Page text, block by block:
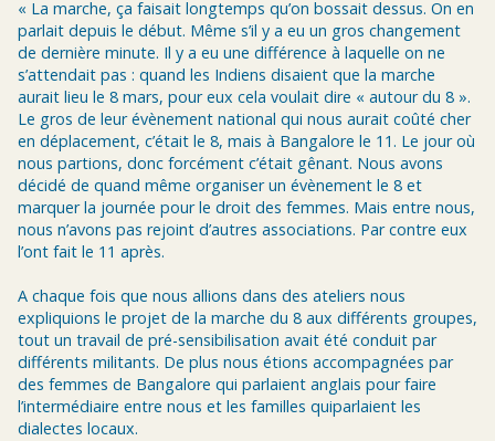
« La marche, ça faisait longtemps qu’on bossait dessus. On en
parlait depuis le début. Même s’il y a eu un gros changement
de dernière minute. Il y a eu une différence à laquelle on ne
s’attendait pas : quand les Indiens disaient que la marche
aurait lieu le 8 mars, pour eux cela voulait dire « autour du 8 ».
Le gros de leur évènement national qui nous aurait coûté cher
en déplacement, c’était le 8, mais à Bangalore le 11. Le jour où
nous partions, donc forcément c’était gênant. Nous avons
décidé de quand même organiser un évènement le 8 et
marquer la journée pour le droit des femmes. Mais entre nous,
nous n’avons pas rejoint d’autres associations. Par contre eux
l’ont fait le 11 après.
A chaque fois que nous allions dans des ateliers nous
expliquions le projet de la marche du 8 aux différents groupes,
tout un travail de pré-sensibilisation avait été conduit par
différents militants. De plus nous étions accompagnées par
des femmes de Bangalore qui parlaient anglais pour faire
l’intermédiaire entre nous et les familles quiparlaient les
dialectes locaux.